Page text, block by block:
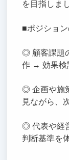
を目指しま
■ポジショ
◎ 顧客課題
作 → 効果検
◎ 企画や施
見ながら、
◎ 代表や経
判断基準を